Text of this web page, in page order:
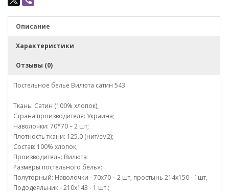
Описание
Характеристики
Отзывы (0)
Постельное белье Вилюта сатин 543
Ткань: Сатин (100% хлопок);
Страна производителя: Украина;
Наволочки: 70*70 – 2 шт;
Плотность ткани: 125.0 (нит/см2);
Состав: 100% хлопок;
Производитель: Вилюта
Размеры постельного белья:
Полуторный: Наволочки - 70х70 – 2 шт, простынь 214х150 - 1шт,
Пододеяльник - 210х143 - 1 шт.;